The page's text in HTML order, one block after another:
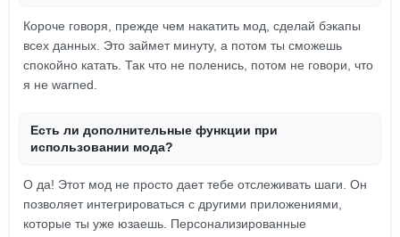
Короче говоря, прежде чем накатить мод, сделай бэкапы
всех данных. Это займет минуту, а потом ты сможешь
спокойно катать. Так что не поленись, потом не говори, что
я не warned.
Есть ли дополнительные функции при
использовании мода?
О да! Этот мод не просто дает тебе отслеживать шаги. Он
позволяет интегрироваться с другими приложениями,
которые ты уже юзаешь. Персонализированные